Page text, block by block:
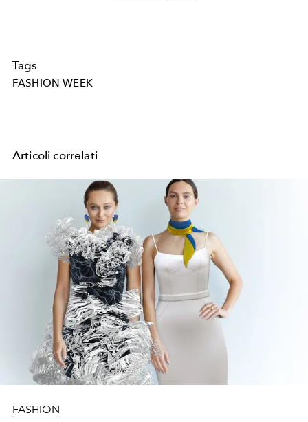
Tags
FASHION WEEK
Articoli correlati
FASHION